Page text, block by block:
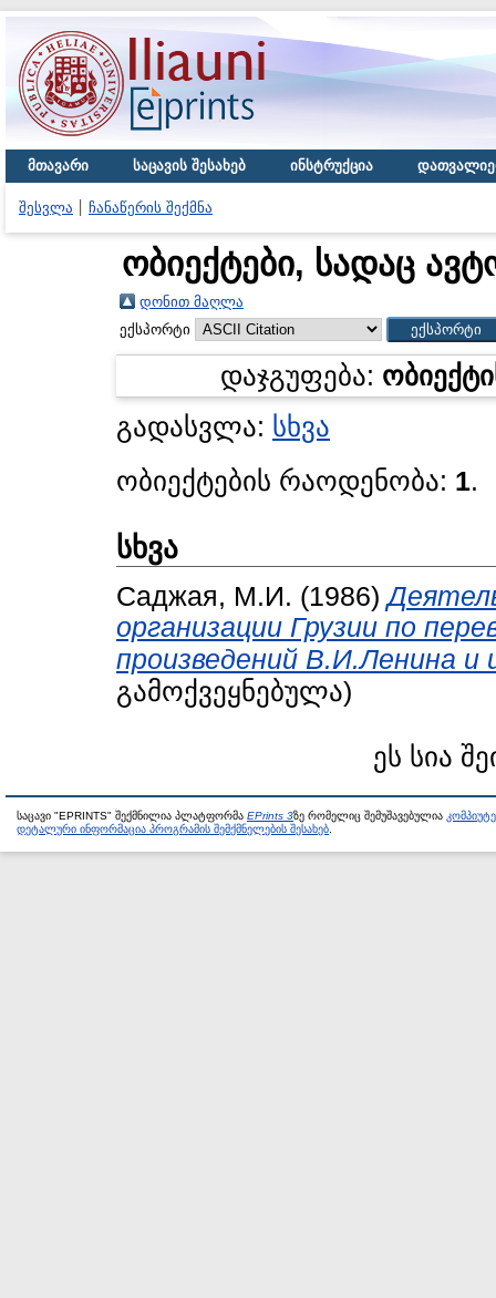
მთავარი საცავის შესახებ ინსტრუქცია
შესვლა ჩანაწერის შექმნა
ობიექტები, სადაც
დონით მაღლა
ექსპორტი
დაჯგუფება:
გადასვლა: სხვა
ობიექტების რაოდენობა: 1.
სხვა
Саджая, М.И. (1986)
организации Грузии по
произведений В.И.Ленина и
გამოქვეყნებულა)
ეს სია
საცავი "EPRINTS" შექმნილია პლატფორმა EPrints 3ზე რომელიც შემუშავებულია
დეტალური ინფორმაცია პროგრამის შემქმნელების შესახებ